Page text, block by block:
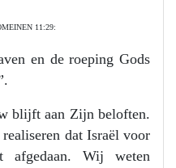
11:29:
en de roeping Gods
blijft aan Zijn beloften.
dat Israël voor
afgedaan. Wij weten